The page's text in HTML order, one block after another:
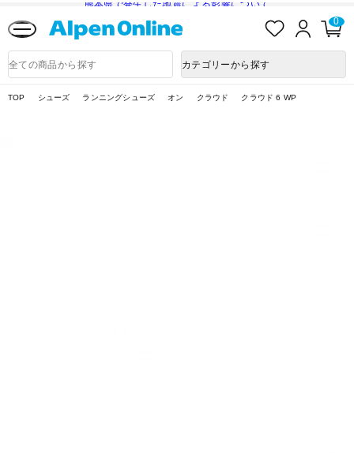
熊本県で発生した地震による影響について
入
ロ
ン
0
品
検
カテゴリーから探す
TOP シューズ ランニングシューズ オン クラウド クラウド 6 WP